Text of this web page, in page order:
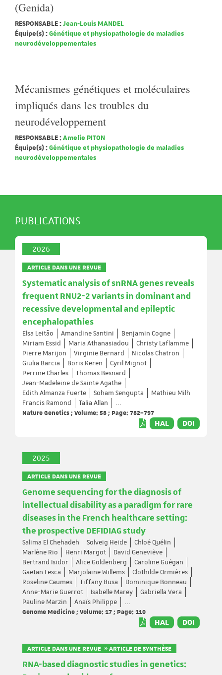
(Genida)
RESPONSABLE :Jean-Louis MANDEL
Équipe(s) :Génétique et physiopathologie de maladies
neurodéveloppementales
Mécanismes génétiques et moléculaires
impliqués dans les troubles du
neurodéveloppement
RESPONSABLE :Amelie PITON
Équipe(s) :Génétique et physiopathologie de maladies
neurodéveloppementales
PUBLICATIONS
2026
ARTICLE DANS UNE REVUE
Systematic analysis of snRNA genes reveals
frequent RNU2-2 variants in dominant and
recessive developmental and epileptic
encephalopathies
Elsa Leitão Amandine Santini
Benjamin Cogne
Miriam Essid
Maria Athanasiadou
Christy Laflamme
Pierre Marijon
Virginie Bernard
Nicolas Chatron
Giulia Barcia
Boris Keren
Cyril Mignot
Perrine Charles
Thomas Besnard
Jean-Madeleine de Sainte Agathe
Edith Almanza Fuerte
Soham Sengupta
Mathieu Milh
Francis Ramond
Talia Allan
...
Nature Genetics ; Volume: 58 ; Page: 782–797
HAL DOI
2025
ARTICLE DANS UNE REVUE
Genome sequencing for the diagnosis of
intellectual disability as a paradigm for rare
diseases in the French healthcare setting:
the prospective DEFIDIAG study
Salima El Chehadeh Solveig Heide
Chloé Quélin
Marlène Rio
Henri Margot
David Geneviève
Bertrand Isidor
Alice Goldenberg
Caroline Guégan
Gaëtan Lesca
Marjolaine Willems
Clothilde Ormières
Roseline Caumes
Tiffany Busa
Dominique Bonneau
Anne-Marie Guerrot
Isabelle Marey
Gabriella Vera
Pauline Marzin
Anaïs Philippe
...
Genome Medicine ; Volume: 17 ; Page: 110
HAL DOI
ARTICLE DANS UNE REVUE » ARTICLE DE SYNTHÈSE
RNA-based diagnostic studies in genetics: